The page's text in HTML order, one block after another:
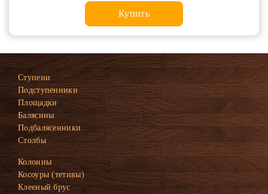
Купить
Ступени
Подступенники
Площадки
Балясины
Подбалясенники
Столбы
Колонны
Косоуры (тетивы)
Клееный брус